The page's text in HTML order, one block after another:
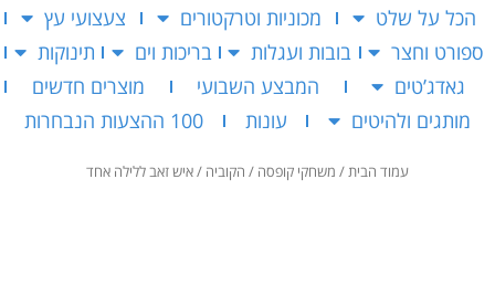
הכל על שלט
מכוניות וטרקטורים
צעצועי עץ
ספורט וחצר
בובות ועגלות בריכות וים
תינוקות
גאדג’טים
המבצע השבועי
מוצרים חדשים
מותגים ולהיטים
עונות 100 ההצעות הנבחרות
עמוד הבית/ משחקי קופסה / הקוביה / איש זאב ללילה אחד